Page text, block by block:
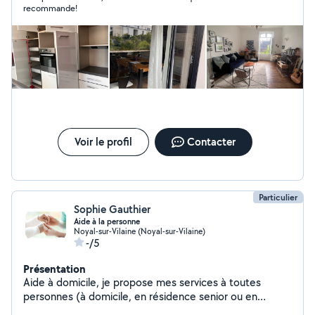
recommande!
Voir le profil Contacter
Particulier
Sophie Gauthier
Aide à la personne
Noyal-sur-Vilaine (Noyal-sur-Vilaine)
-/5
Présentation
Aide à domicile, je propose mes services à toutes
personnes (à domicile, en résidence senior ou en